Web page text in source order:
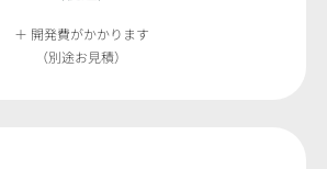
＋ 開発費がかかります
（別途お見積）